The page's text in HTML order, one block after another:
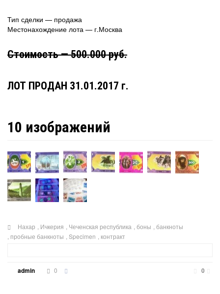
Тип сделки — продажа
Местонахождение лота — г.Москва
Стоимость — 500.000 руб.
ЛОТ ПРОДАН 31.01.2017 г.
10 изображений
Нахар Ичкерия Чеченская республика боны
банкноты
пробные банкноты Specimen контракт
admin 0 0